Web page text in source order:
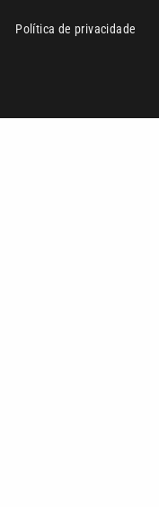
Política de privacidade